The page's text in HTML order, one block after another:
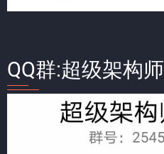
QQ群:超级架构师